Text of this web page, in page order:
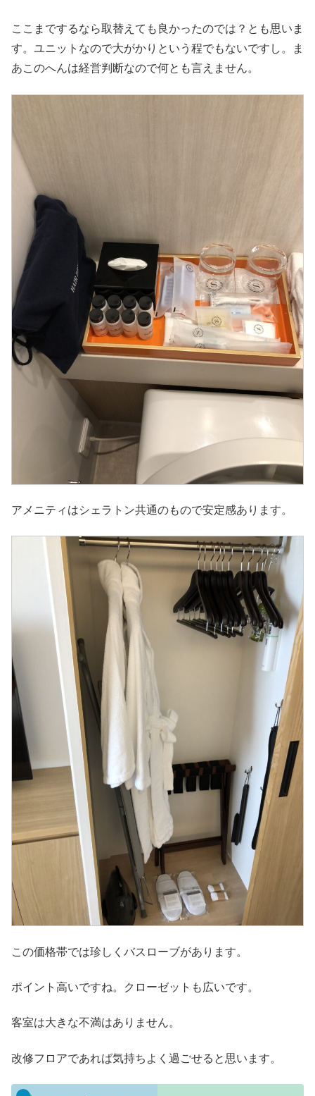
ここまでするなら取替えても良かったのでは？とも思いま
す。ユニットなので大がかりという程でもないですし。ま
あこのへんは経営判断なので何とも言えません。
アメニティはシェラトン共通のもので安定感あります。
この価格帯では珍しくバスローブがあります。
ポイント高いですね。クローゼットも広いです。
客室は大きな不満はありません。
改修フロアであれば気持ちよく過ごせると思います。